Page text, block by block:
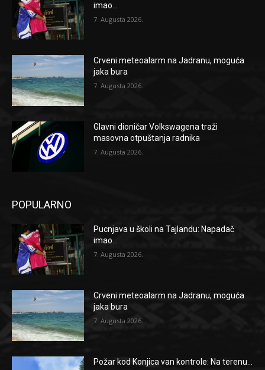
imao...
7. Augusta 2026.
Crveni meteoalarm na Jadranu, moguća
jaka bura
7. Augusta 2026.
Glavni dioničar Volkswagena traži
masovna otpuštanja radnika
7. Augusta 2026.
POPULARNO
Pucnjava u školi na Tajlandu: Napadač
imao...
7. Augusta 2026.
Crveni meteoalarm na Jadranu, moguća
jaka bura
7. Augusta 2026.
Požar kod Konjica van kontrole: Na terenu...